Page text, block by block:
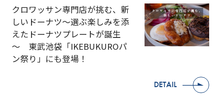
クロワッサン専門店が挑む、新
しいドーナツ～選ぶ楽しみを添
えたドーナツプレートが誕生
～ 東武池袋「IKEBUKUROパ
ン祭り」にも登場！
DETAIL